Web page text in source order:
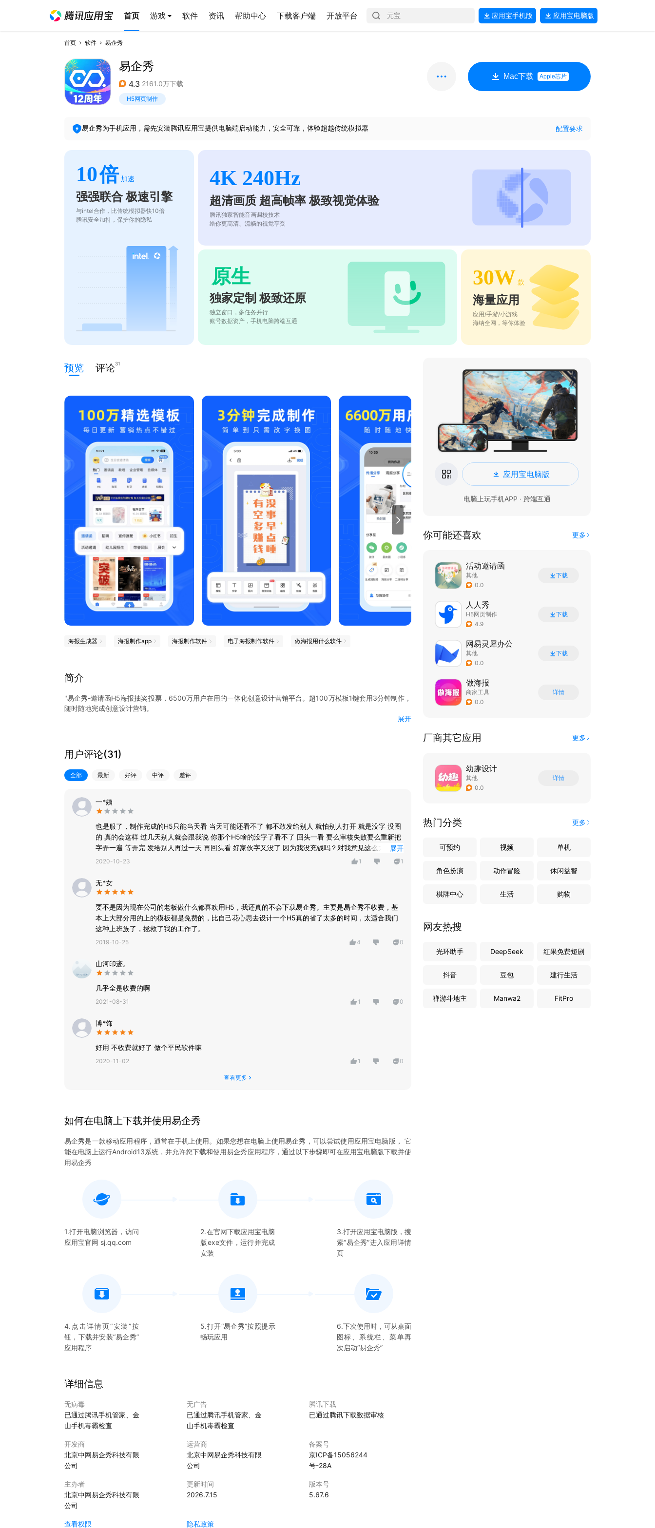
首页 游戏 软件 资讯 帮助中心 下载客户端 开放平台 应用宝手机版 应用宝电脑版
首页 软件 易企秀
易企秀
4.3 2161.0万下载
H5网页制作
Mac下载 Apple芯片
易企秀为手机应用，需先安装腾讯应用宝提供电脑端启动能力，安全可靠，体验超越传统模拟器 配置要求
10倍 加速
强强联合 极速引擎
与intel合作，比传统模拟器快10倍
腾讯安全加持，保护你的隐私
4K 240Hz
超清画质 超高帧率 极致视觉体验
腾讯独家智能音画调校技术
给你更高清、流畅的视觉享受
原生
独家定制 极致还原
独立窗口，多任务并行
账号数据资产，手机电脑跨端互通
30W 款
海量应用
应用/手游/小游戏
海纳全网，等你体验
预览 评论31
海报生成器 海报制作app 海报制作软件 电子海报制作软件 做海报用什么软件
简介
"易企秀-邀请函H5海报抽奖投票，6500万用户在用的一体化创意设计营销平台。超100万模板1键套用3分钟制作，
随时随地完成创意设计营销。
请函、微信婚礼请柬、喜帖、生日邀请函、生日请帖、宝宝满月邀请函、百天请柬、大寿邀请函、宴会晚宴邀请
函、升学宴请帖、谢师宴邀请函、乔迁之喜请柬、微信请柬等邀请通知必备
【企业/产品宣传册、招聘宣传】
招聘H5等企业经营首选
水印相机、证件照、图片压缩、二维码生成、手机海报、促销海报制作、海报设计、活动海报、喜报制作、电子海
报、海报模板、图片设计、节日海报、宣传单、广告图片、微商促销海报、一键抠图、九宫格拼图、朋友圈拼图、
朋友圈长图拼接等做图神器
抽奖大转盘、活动抽奖、年会抽奖、年会游戏、微信抽奖软件、幸运大转盘、开心转盘、抽奖助手、盲盒抽奖、
展开
用户评论(31)
全部 最新 好评 中评 差评
一*姨
也是服了，制作完成的H5只能当天看 当天可能还看不了 都不敢发给别人 就怕别人打开 就是没字 没图
的 真的会这样 过几天别人就会跟我说 你那个H5啥的没字了看不了 回头一看 要么审核失败要么重新把
字弄一遍 等弄完 发给别人再过一天 再回头看 好家伙字又没了 因为我没充钱吗？对我意见这么大？这
样好意思发给别人？？别人笑掉大牙了
展开
2020-10-23 1 1
无*女
要不是因为现在公司的老板做什么都喜欢用H5，我还真的不会下载易企秀。主要是易企秀不收费，基
本上大部分用的上的模板都是免费的，比自己花心思去设计一个H5真的省了太多的时间，太适合我们
这种上班族了，拯救了我的工作了。
2019-10-25 4 0
山河印迹。
几乎全是收费的啊
2021-08-31 1 0
博*饰
好用 不收费就好了 做个平民软件嘛
2020-11-02 1 0
查看更多
如何在电脑上下载并使用易企秀
易企秀是一款移动应用程序，通常在手机上使用。如果您想在电脑上使用易企秀 ，可以尝试使用应用宝电脑版， 它
能在电脑上运行Android13系统，并允许您下载和使用易企秀应用程序，通过以下步骤即可在应用宝电脑版下载并使
用易企秀
1.打开电脑浏览器，访问
应用宝官网 sj.qq.com
2.在官网下载应用宝电脑
版exe文件，运行并完成
安装
3.打开应用宝电脑版，搜
索“易企秀”进入应用详情
页
4.点击详情页“安装”按
钮，下载并安装“易企秀”
应用程序
5.打开“易企秀”按照提示
畅玩应用
6.下次使用时，可从桌面
图标、系统栏、菜单再
次启动“易企秀”
详细信息
无病毒
已通过腾讯手机管家、金
山手机毒霸检查
无广告
已通过腾讯手机管家、金
山手机毒霸检查
腾讯下载
已通过腾讯下载数据审核
开发商
北京中网易企秀科技有限
公司
运营商
北京中网易企秀科技有限
公司
备案号
京ICP备15056244
号-28A
主办者
北京中网易企秀科技有限
公司
更新时间
2026.7.15
版本号
5.67.6
查看权限 隐私政策
应用宝电脑版
电脑上玩手机APP · 跨端互通
你可能还喜欢 更多
活动邀请函
其他
0.0
下载
人人秀
H5网页制作
4.9
下载
网易灵犀办公
其他
0.0
下载
做海报
商家工具
0.0
详情
厂商其它应用 更多
幼趣设计
其他
0.0
详情
热门分类 更多
可预约 视频 单机
角色扮演 动作冒险 休闲益智
棋牌中心 生活 购物
网友热搜
光环助手 DeepSeek 红果免费短剧
抖音 豆包 建行生活
禅游斗地主 Manwa2 FitPro